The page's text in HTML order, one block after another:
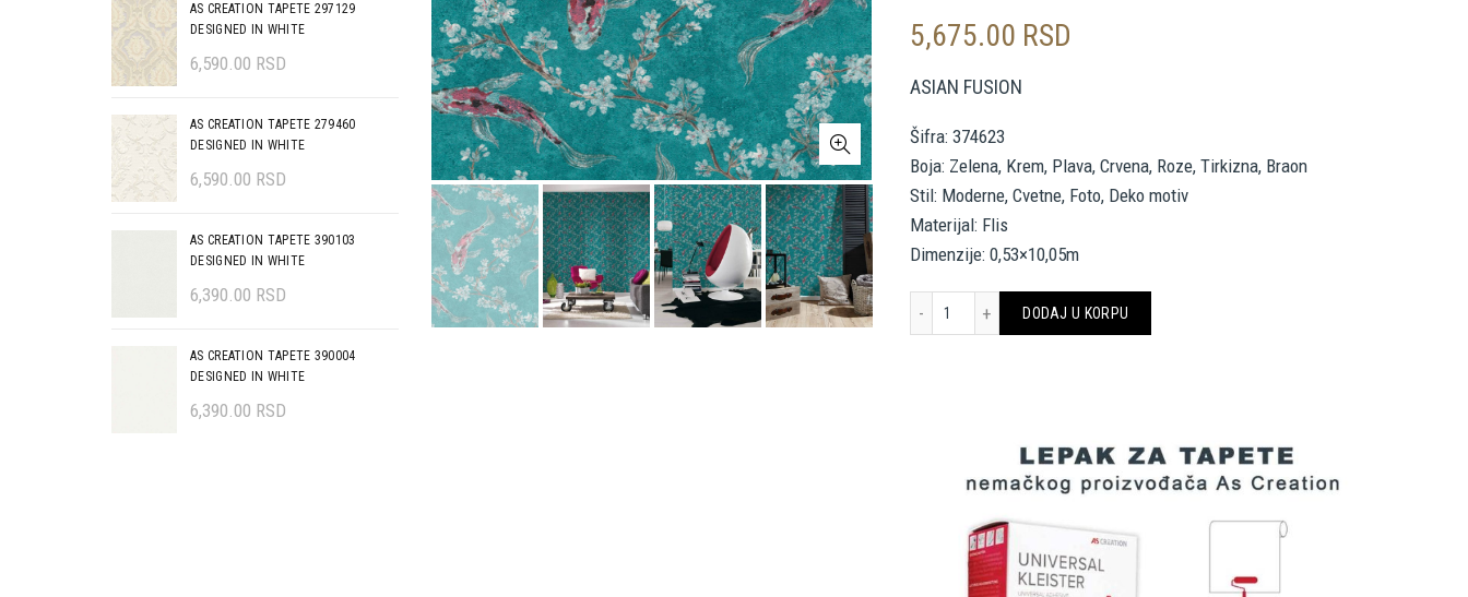
5,675.00 RSD
ASIAN FUSION
Šifra: 374623
Boja: Zelena, Krem, Plava, Crvena, Roze, Tirkizna, Braon
Stil: Moderne, Cvetne, Foto, Deko motiv
Materijal: Flis
Dimenzije: 0,53×10,05m
DODAJ U KORPU
AS CREATION TAPETE 297129
DESIGNED IN WHITE
6,590.00 RSD
AS CREATION TAPETE 279460
DESIGNED IN WHITE
6,590.00 RSD
AS CREATION TAPETE 390103
DESIGNED IN WHITE
6,390.00 RSD
AS CREATION TAPETE 390004
DESIGNED IN WHITE
6,390.00 RSD